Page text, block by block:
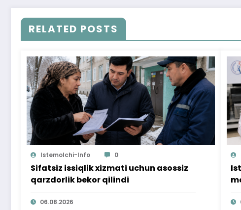
RELATED POSTS
Istemolchi-Info 0
Sifatsiz issiqlik xizmati uchun asossiz
qarzdorlik bekor qilindi
06.08.2026